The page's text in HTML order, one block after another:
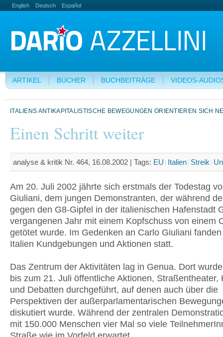
English Deutsch Español
ARTIKEL BÜCHER BUCHBEITRÄGE VIDEOS-
ITALIENS ANTIKAPITALISTISCHE BEWEGUNGEN ORIENTIEREN SICH
Einen Schritt weiter
analyse & kritik Nr. 464, 16.08.2002 | Tags: EU Italien Streik
Am 20. Juli 2002 jährte sich erstmals der Todestag
Giuliani, dem jungen Demonstranten, der während
gegen den G8-Gipfel in der italienischen Hafenstadt
vergangenen Jahr mit einem Kopfschuss von einem
getötet wurde. Im Gedenken an Carlo Giuliani
Italien Kundgebungen und Aktionen statt.
Das Zentrum der Aktivitäten lag in Genua. Dort
bis zum 21. Juli öffentliche Aktionen, Straßentheater,
und Debatten durchgeführt, auf denen auch über die
Perspektiven der außerparlamentarischen
diskutiert wurde. Während der zentralen
mit 150.000 Menschen vier Mal so viele